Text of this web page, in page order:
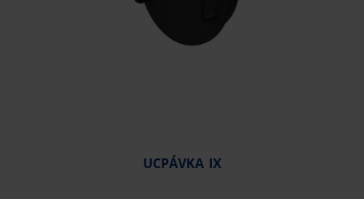
UCPÁVKA IX